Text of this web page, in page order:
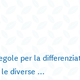
regole per la
diverse ...